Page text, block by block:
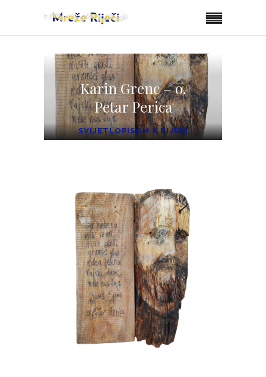
Karin Grenc – o.
Petar Perica
SVIJETLOPISOM K RIJEČI